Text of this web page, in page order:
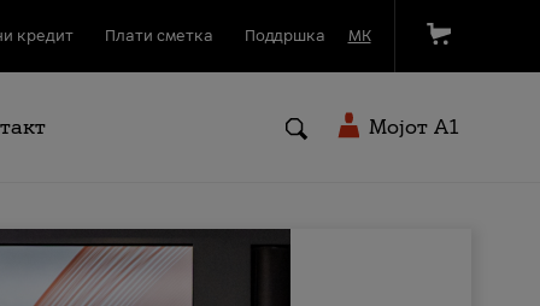
кредит Плати сметка Поддршка МК
Мојот A1